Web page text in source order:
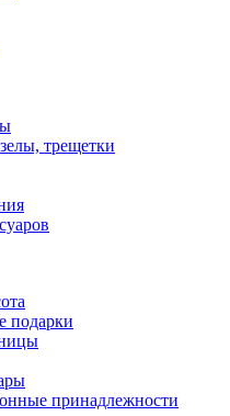
трещетки
подарки
принадлежности